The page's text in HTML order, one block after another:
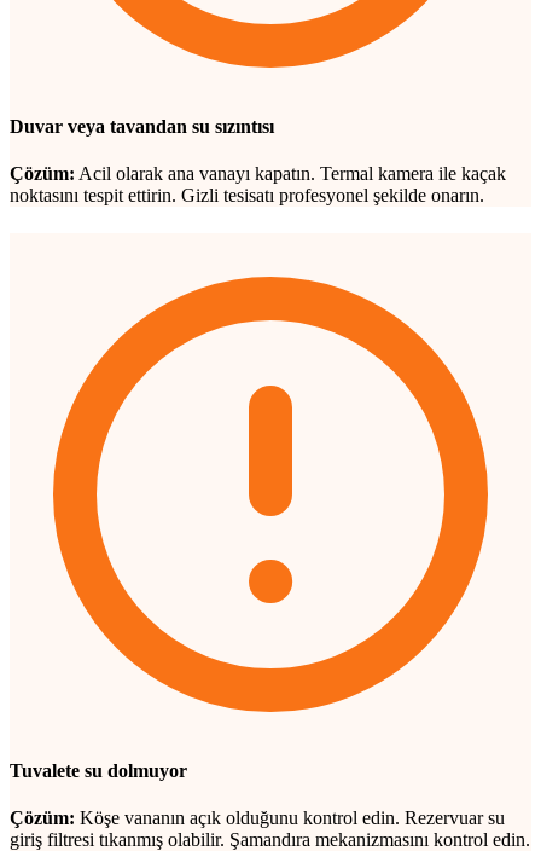
Duvar veya tavandan su sızıntısı
Çözüm: Acil olarak ana vanayı kapatın. Termal kamera ile kaçak
noktasını tespit ettirin. Gizli tesisatı profesyonel şekilde onarın.
Tuvalete su dolmuyor
Çözüm: Köşe vananın açık olduğunu kontrol edin. Rezervuar su
giriş filtresi tıkanmış olabilir. Şamandıra mekanizmasını kontrol edin.